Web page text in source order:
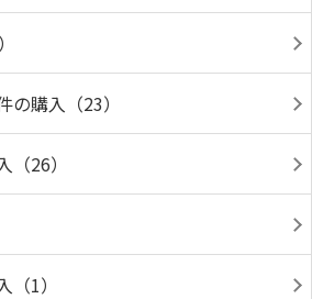
の購入（23）
26）
1）